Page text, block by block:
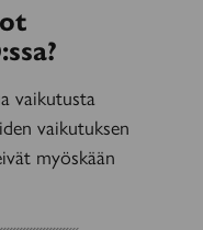
vaikutusta
vaikutuksen
myöskään